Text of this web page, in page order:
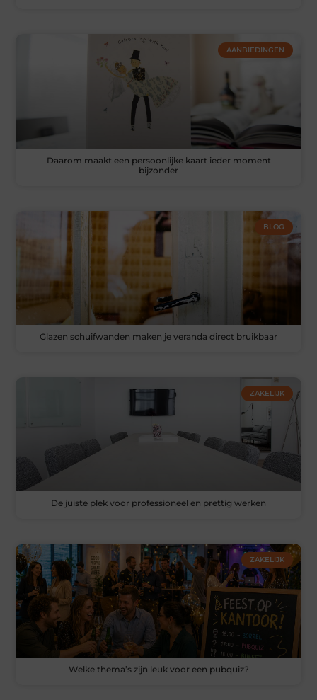
AANBIEDINGEN
Daarom maakt een persoonlijke kaart ieder moment
bijzonder
BLOG
Glazen schuifwanden maken je veranda direct bruikbaar
ZAKELIJK
De juiste plek voor professioneel en prettig werken
ZAKELIJK
Welke thema’s zijn leuk voor een pubquiz?